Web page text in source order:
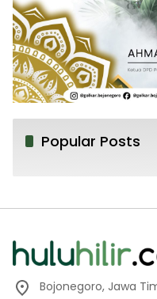
Popular Posts
Bojonegoro, Jawa